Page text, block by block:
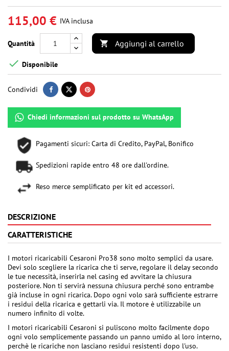
115,00 € IVA inclusa
Quantità  Aggiungi al carrello
 Disponibile
Condividi
Chiedi informazioni sul prodotto su WhatsApp
Pagamenti sicuri: Carta di Credito, PayPal, Bonifico
Spedizioni rapide entro 48 ore dall'ordine.
Reso merce semplificato per kit ed accessori.
DESCRIZIONE
CARATTERISTICHE
I motori ricaricabili Cesaroni Pro38 sono molto semplici da usare.
Devi solo scegliere la ricarica che ti serve, regolare il delay secondo
le tue necessità, inserirla nel casing ed avvitare la chiusura
posteriore. Non ti servirà nessuna chiusura perché sono entrambe
già incluse in ogni ricarica. Dopo ogni volo sarà sufficiente estrarre
i residui della ricarica e gettarli via. Il motore è utilizzabile un
numero infinito di volte.
I motori ricaricabili Cesaroni si puliscono molto facilmente dopo
ogni volo semplicemente passando un panno umido al loro interno,
perchè le ricariche non lasciano residui resistenti dopo l'uso.